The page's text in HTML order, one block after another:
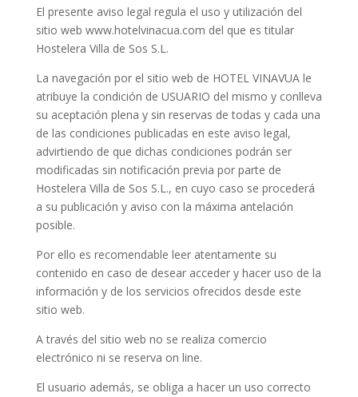
El presente aviso legal regula el uso y utilización del
sitio web www.hotelvinacua.com del que es titular
Hostelera Villa de Sos S.L.
La navegación por el sitio web de HOTEL VINAVUA le
atribuye la condición de USUARIO del mismo y conlleva
su aceptación plena y sin reservas de todas y cada una
de las condiciones publicadas en este aviso legal,
advirtiendo de que dichas condiciones podrán ser
modificadas sin notificación previa por parte de
Hostelera Villa de Sos S.L., en cuyo caso se procederá
a su publicación y aviso con la máxima antelación
posible.
Por ello es recomendable leer atentamente su
contenido en caso de desear acceder y hacer uso de la
información y de los servicios ofrecidos desde este
sitio web.
A través del sitio web no se realiza comercio
electrónico ni se reserva on line.
El usuario además, se obliga a hacer un uso correcto